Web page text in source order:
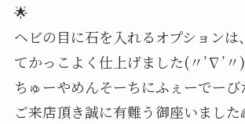
🌟
ヘビの目に石を入れるオプションは
てかっこよく仕上げました(〃’∇’〃)
ちゅーやめんそーちにふぇーでーび
ご来店頂き誠に有難う御座いました